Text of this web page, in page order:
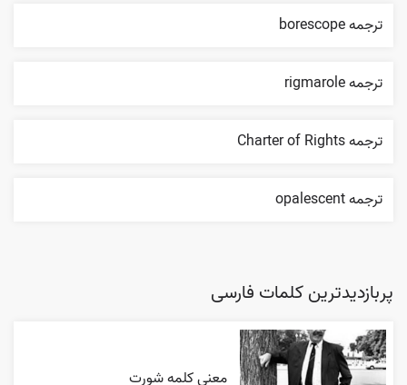
ترجمه borescope
ترجمه rigmarole
ترجمه Charter of Rights
ترجمه opalescent
پربازدیدترین کلمات فارسی
معنی کلمه شورت